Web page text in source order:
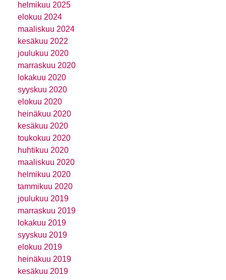
helmikuu 2025
elokuu 2024
maaliskuu 2024
kesäkuu 2022
joulukuu 2020
marraskuu 2020
lokakuu 2020
syyskuu 2020
elokuu 2020
heinäkuu 2020
kesäkuu 2020
toukokuu 2020
huhtikuu 2020
maaliskuu 2020
helmikuu 2020
tammikuu 2020
joulukuu 2019
marraskuu 2019
lokakuu 2019
syyskuu 2019
elokuu 2019
heinäkuu 2019
kesäkuu 2019